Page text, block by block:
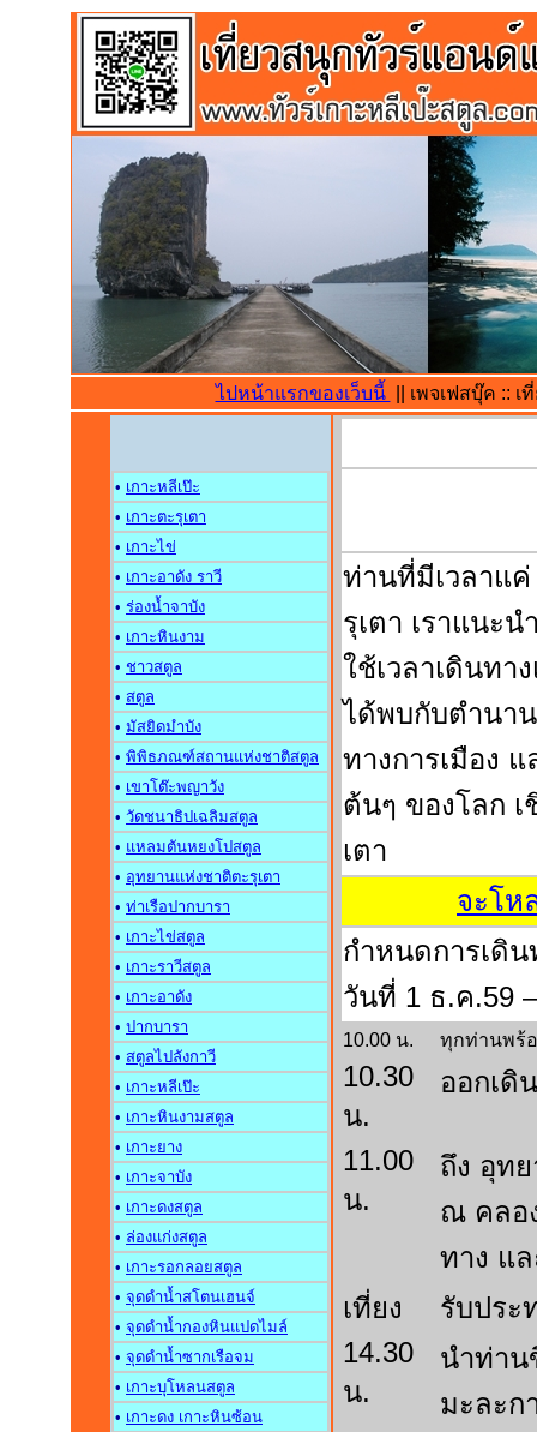
ไปหน้าแรกของเว็บนี้ || เพจเฟสบุ๊ค ::
• เกาะหลีเป๊ะ
• เกาะตะรุเตา
• เกาะไข่
• เกาะอาดัง ราว
• ร่องน้ำจาบัง
• เกาะหินงาม
• ชาวสตูล
• สตูล
• มัสยิดมำบัง
• พิพิธภณฑ์สถานแห่งชาติสตูล
• เขาโต๊ะพญาวัง
• วัดชนาธิปเฉลิมสตูล
• แหลมตันหยงโปสตูล
• อุทยานแห่งชาติตะรุเตา
• ท่าเรือปากบารา
• เกาะไข่สตูล
• เกาะราวีสตูล
• เกาะอาดัง
• ปากบารา
• สตูลไปลังกาวี
• เกาะหลีเป๊ะ
• เกาะหินงามสตูล
• เกาะยาง
• เกาะจาบัง
• เกาะดงสตูล
• ล่องแก่งสตูล
• เกาะรอกลอยสตูล
• จุดดำน้ำสโตนเฮนจ์
• จุดดำน้ำกองหินแปดไมล์
• จุดดำน้ำซากเรือจม
• เกาะบุโหลนสตูล
• เกาะดง เกาะหินซ้อน
ท่านที่มีเวลาแค่
รุเตา เราแนะ
ใช้เวลาเดินทา
ได้พบกับตำนา
ทางการเมือง
ต้นๆ ของโลก
เตา
จะโห
กำหนดการเดิ
วันที่ 1 ธ.ค.59
10.00 น. ทุกท่านพร้อ
10.30
น.
ออกเดิ
11.00
น.
ถึง อุท
ณ คลอ
ทาง แ
เที่ยง
รับประ
14.30
น.
นำท่าน
มะละก